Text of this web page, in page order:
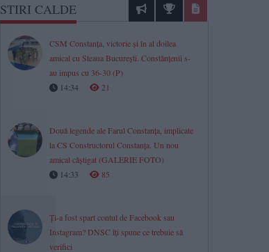
STIRI CALDE
CSM Constanța, victorie și în al doilea
amical cu Steaua București. Constănțenii s-
au impus cu 36-30 (P)
14:34
21
Două legende ale Farul Constanța, implicate
la CS Constructorul Constanța. Un nou
amical câștigat (GALERIE FOTO)
14:33
85
Ți-a fost spart contul de Facebook sau
Instagram? DNSC îți spune ce trebuie să
verifici